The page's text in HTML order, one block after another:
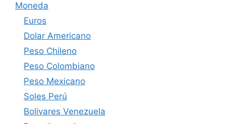
Moneda
Euros
Dolar Americano
Peso Chileno
Peso Colombiano
Peso Mexicano
Soles Perú
Bolivares Venezuela